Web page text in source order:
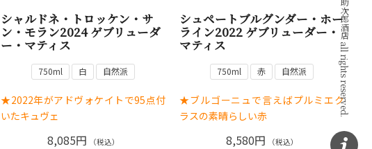
シャルドネ・トロッケン・サ
ン・モラン2024 ゲブリューダ
ー・マティス
750ml 白 自然派
★2022年がアドヴォケイトで95点付
いたキュヴェ
8,085円 （税込）
シュペートブルグンダー・ホー
ライン2022 ゲブリューダー・
マティス
750ml 赤 自然派
★ブルゴーニュで言えばプルミエク
ラスの素晴らしい赤
8,580円 （税込）